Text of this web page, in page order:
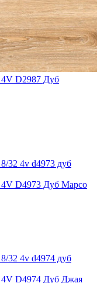
D2987 Дуб
D4973 Дуб Марсо
D4974 Дуб Джая